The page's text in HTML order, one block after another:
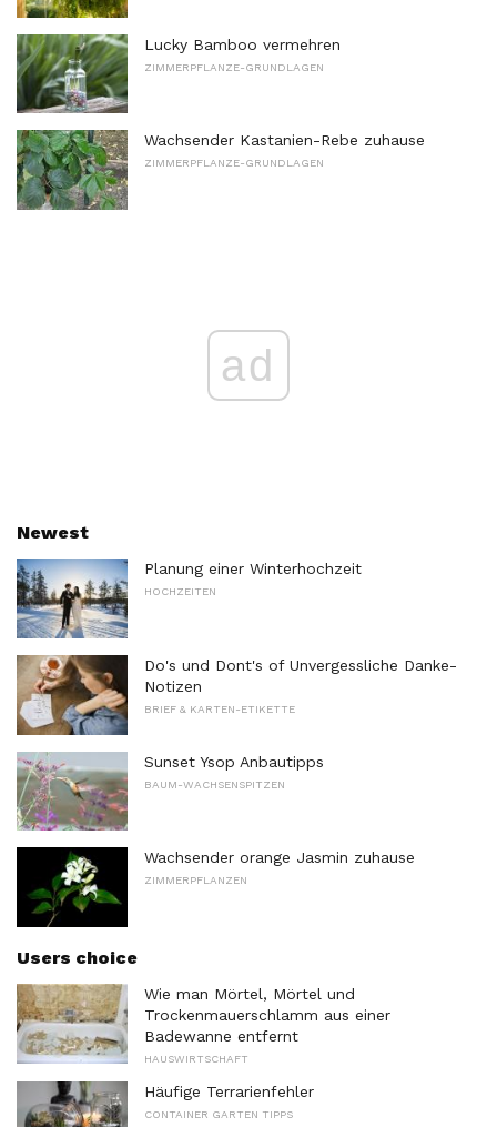
Lucky Bamboo vermehren
ZIMMERPFLANZE-GRUNDLAGEN
Wachsender Kastanien-Rebe zuhause
ZIMMERPFLANZE-GRUNDLAGEN
ad
Newest
Planung einer Winterhochzeit
HOCHZEITEN
Do's und Dont's of Unvergessliche Danke-
Notizen
BRIEF & KARTEN-ETIKETTE
Sunset Ysop Anbautipps
BAUM-WACHSENSPITZEN
Wachsender orange Jasmin zuhause
ZIMMERPFLANZEN
Users choice
Wie man Mörtel, Mörtel und
Trockenmauerschlamm aus einer
Badewanne entfernt
HAUSWIRTSCHAFT
Häufige Terrarienfehler
CONTAINER GARTEN TIPPS